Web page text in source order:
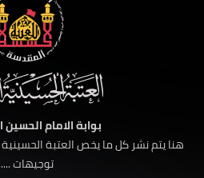
بوابة الامام الحسين
هنا يتم نشر كل ما يخص العتبة
توجيهات